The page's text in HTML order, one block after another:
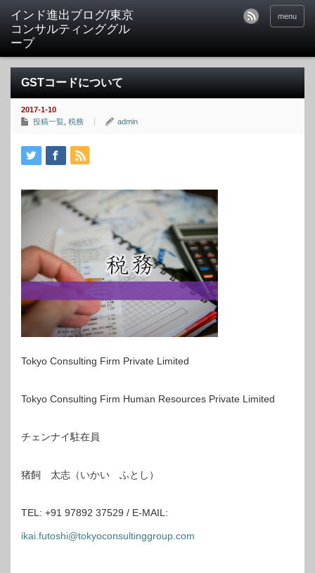
インド進出ブログ/東京
コンサルティンググル
ープ
menu
GSTコードについて
2017-1-10
投稿一覧 税務 admin
Tokyo Consulting Firm Private Limited
Tokyo Consulting Firm Human Resources Private Limited
チェンナイ駐在員
猪飼 太志（いかい ふとし）
TEL: +91 97892 37529 / E-MAIL:
ikai.futoshi@tokyoconsultinggroup.com